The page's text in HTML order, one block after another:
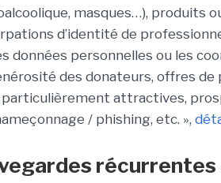
masques…), produits
d’identité de
personnelles ou les
des donateurs, offres de
particulièrement attractives,
/ phishing, etc. »,
récurrentes